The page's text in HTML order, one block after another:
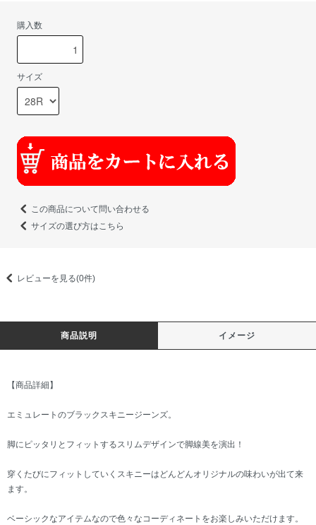
購入数
サイズ
この商品について問い合わせる
サイズの選び方はこちら
レビューを見る(0件)
商品説明 イメージ
【商品詳細】
エミュレートのブラックスキニージーンズ。
脚にピッタリとフィットするスリムデザインで脚線美を演出！
穿くたびにフィットしていくスキニーはどんどんオリジナルの味わいが出て来
ます。
ベーシックなアイテムなので色々なコーディネートをお楽しみいただけます。